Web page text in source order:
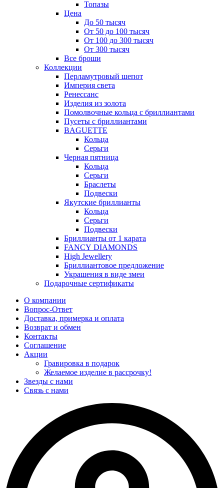
Топазы
Цена
До 50 тысяч
От 50 до 100 тысяч
От 100 до 300 тысяч
От 300 тысяч
Все броши
Коллекции
Перламутровый шепот
Империя света
Ренессанс
Изделия из золота
Помолвочные кольца с бриллиантами
Пусеты с бриллиантами
BAGUETTE
Кольца
Серьги
Черная пятница
Кольца
Серьги
Браслеты
Подвески
Якутские бриллианты
Кольца
Серьги
Подвески
Бриллианты от 1 карата
FANCY DIAMONDS
High Jewellery
Бриллиантовое предложение
Украшения в виде змеи
Подарочные сертификаты
О компании
Вопрос-Ответ
Доставка, примерка и оплата
Возврат и обмен
Контакты
Соглашение
Акции
Гравировка в подарок
Желаемое изделие в рассрочку!
Звезды с нами
Связь с нами